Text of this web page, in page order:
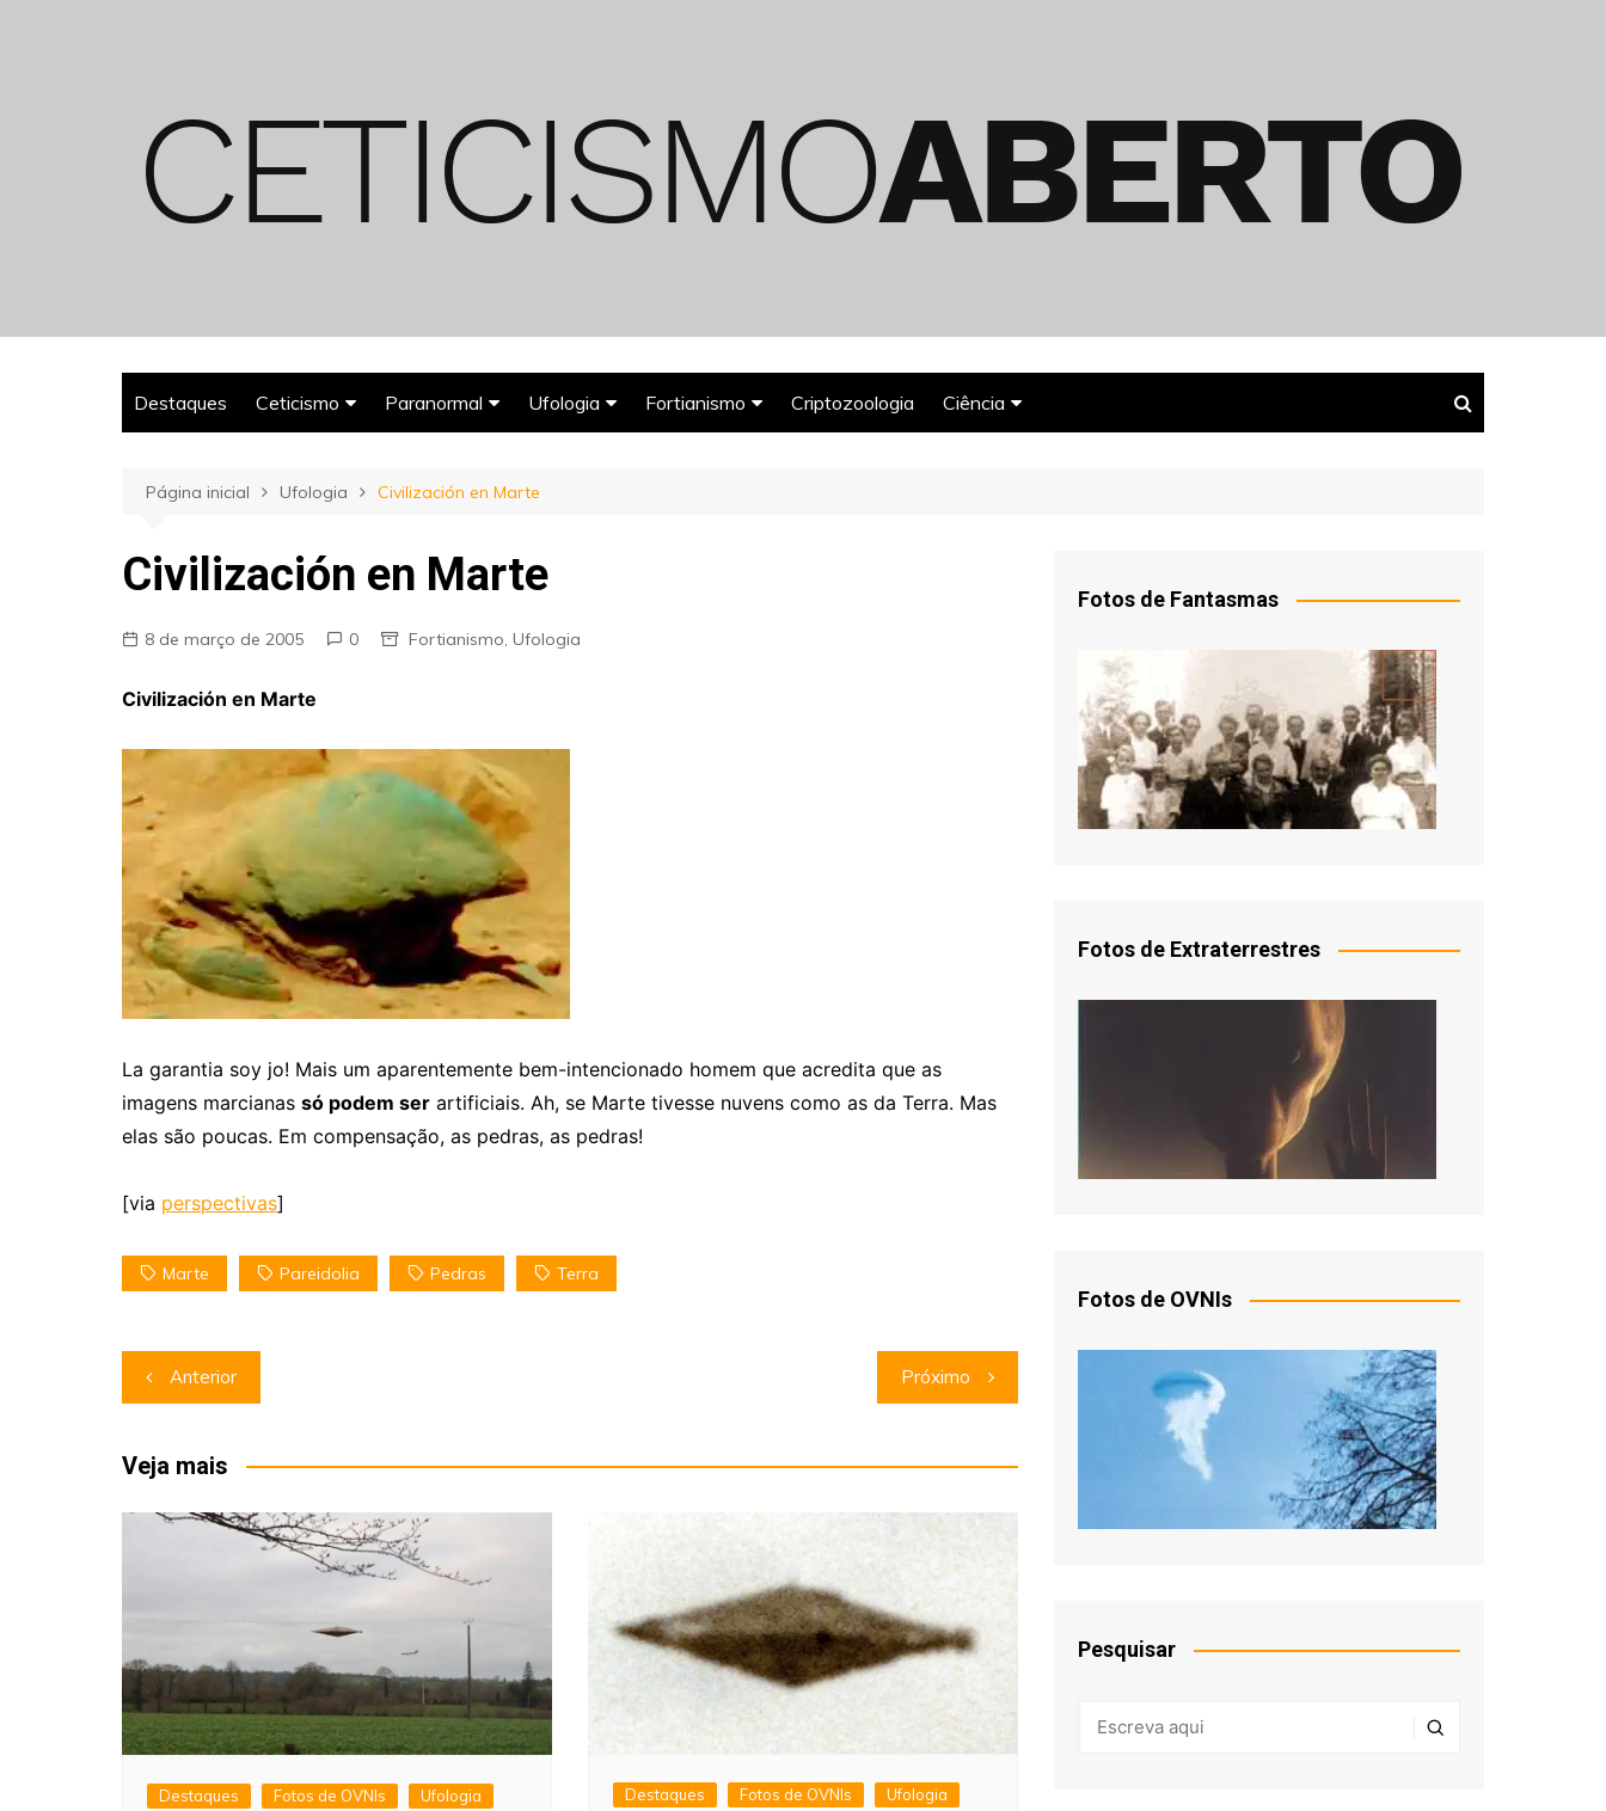
Destaques Ceticismo
Espiritualismo
Pareidolia
Paranormal Ufologia
Deuses Astronautas
Hipótese Psicossocial
Fortianismo Criptozoologia Ciência
Página inicial Ufologia Civilización en Marte
Civilización en Marte
8 de março de 2005 0 Fortianismo, Ufologia
Civilización en Marte
La garantia soy jo! Mais um aparentemente bem-intencionado homem que acredita que as
imagens marcianas só podem ser artificiais. Ah, se Marte tivesse nuvens como as da Terra. Mas
elas são poucas. Em compensação, as pedras, as pedras!
[via perspectivas]
Marte Pareidolia Pedras Terra
Navegação
de
Post
Anterior Próximo
Veja mais
Destaques Fotos de OVNIs Ufologia Destaques Fotos de OVNIs Ufologia
Fotos de Fantasmas
Fotos de Extraterrestres
Fotos de OVNIs
Pesquisar